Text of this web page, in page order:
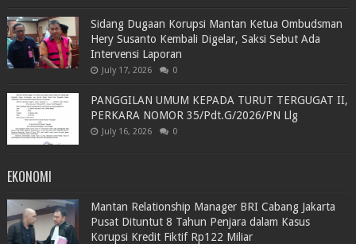
Sidang Dugaan Korupsi Mantan Ketua Ombudsman
Hery Susanto Kembali Digelar, Saksi Sebut Ada
Intervensi Laporan
July 17, 2026 0
PANGGILAN UMUM KEPADA TURUT TERGUGAT II,
PERKARA NOMOR 35/Pdt.G/2026/PN Llg
July 16, 2026 0
EKONOMI
Mantan Relationship Manager BRI Cabang Jakarta
Pusat Dituntut 8 Tahun Penjara dalam Kasus
Korupsi Kredit Fiktif Rp122 Miliar